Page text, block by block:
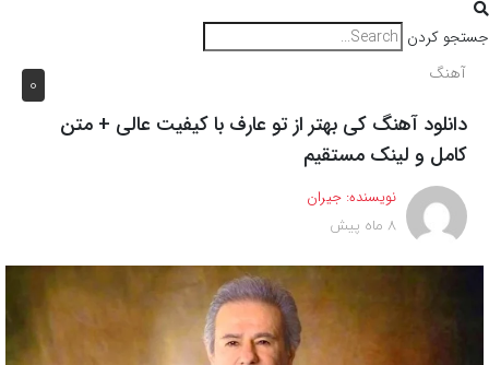
جستجو کردن
0 آهنگ
دانلود آهنگ کی بهتر از تو عارف با کیفیت عالی + متن
کامل و لینک مستقیم
نویسنده: جیران
8 ماه پیش